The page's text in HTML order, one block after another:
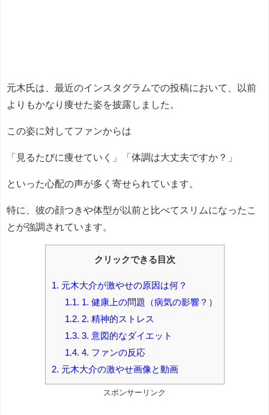
元木氏は、最近のインスタグラムでの投稿において、以前
よりもかなり痩せた姿を披露しました。
この姿に対してファンからは
「見るたびに痩せていく」「体調は大丈夫ですか？」
といった心配の声が多く寄せられています。
特に、彼の顔つきや体型が以前と比べてスリムになったこ
とが強調されています。
クリックできる目次
1.
元木大介が激やせの原因は何？
1.1.
1. 健康上の問題（病気の影響？）
1.2. 2. 精神的ストレス
1.3. 3. 意図的なダイエット
1.4. 4. ファンの反応
2. 元木大介の激やせ画像と動画
スポンサーリンク